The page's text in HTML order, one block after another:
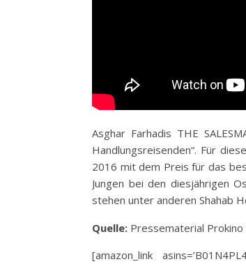
Asghar Farhadis THE
Handlungsreisenden“. Für
2016 mit dem Preis für das
Jungen bei den diesjährigen
stehen unter anderen Shahab
Quelle: Pressematerial Prokino
[amazon_link